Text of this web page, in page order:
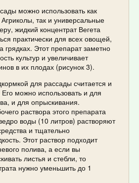
можно использовать как
так и универсальные
жидкий концентрат Вегета
практически для всех овощей,
грядках. Этот препарат заметно
культур и увеличивает
в их плодах (рисунок 3).
для рассады считается и
можно использовать и для
и для опрыскивания.
раствора этого препарата
воды (10 литров) растворяют
и тщательно
Этот раствор подходит
полива, а если вы
листья и стебли, то
нужно уменьшить до 1